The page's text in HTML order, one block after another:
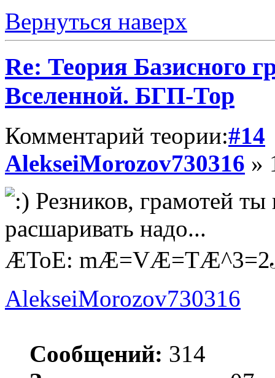
Вернуться наверх
Re: Теория Базисного
Вселенной. БГП-Тор
Комментарий теории:#14
AlekseiMorozov730316 »
Резников, грамотей
расшаривать надо...
ÆToE:
AlekseiMorozov730316
Сообщений: 314